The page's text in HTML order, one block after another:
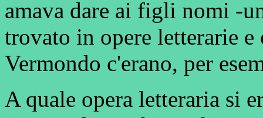
amava dare ai figli nomi -
trovato in opere letterarie
Vermondo c'erano, per
A quale opera letteraria si